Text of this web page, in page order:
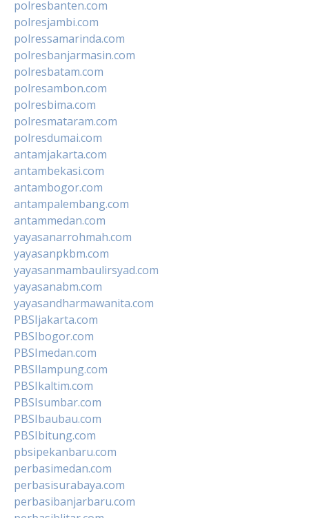
polresbanten.com
polresjambi.com
polressamarinda.com
polresbanjarmasin.com
polresbatam.com
polresambon.com
polresbima.com
polresmataram.com
polresdumai.com
antamjakarta.com
antambekasi.com
antambogor.com
antampalembang.com
antammedan.com
yayasanarrohmah.com
yayasanpkbm.com
yayasanmambaulirsyad.com
yayasanabm.com
yayasandharmawanita.com
PBSIjakarta.com
PBSIbogor.com
PBSImedan.com
PBSIlampung.com
PBSIkaltim.com
PBSIsumbar.com
PBSIbaubau.com
PBSIbitung.com
pbsipekanbaru.com
perbasimedan.com
perbasisurabaya.com
perbasibanjarbaru.com